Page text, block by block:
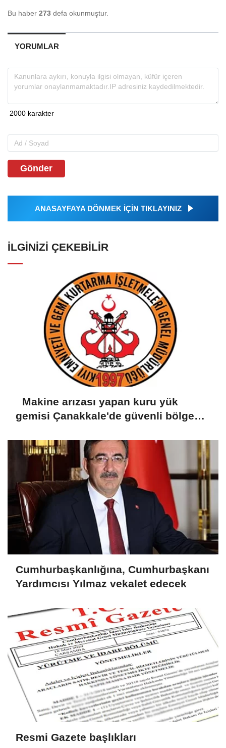
Bu haber 273 defa okunmuştur.
YORUMLAR
Gönder
ANASAYFAYA DÖNMEK İÇİN TIKLAYINIZ
İLGINIZI ÇEKEBILIR
Makine arızası yapan kuru yük
gemisi Çanakkale'de güvenli bölgeye
Cumhurbaşkanlığına, Cumhurbaşkanı
Yardımcısı Yılmaz vekalet edecek
Resmi Gazete başlıkları